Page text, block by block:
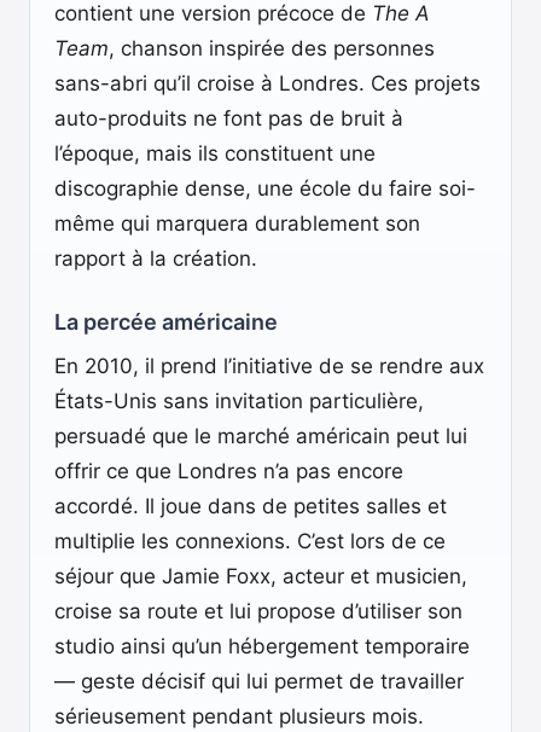
contient une version précoce de The A
Team, chanson inspirée des personnes
sans-abri qu’il croise à Londres. Ces projets
auto-produits ne font pas de bruit à
l’époque, mais ils constituent une
discographie dense, une école du faire soi-
même qui marquera durablement son
rapport à la création.
La percée américaine
En 2010, il prend l’initiative de se rendre aux
États-Unis sans invitation particulière,
persuadé que le marché américain peut lui
offrir ce que Londres n’a pas encore
accordé. Il joue dans de petites salles et
multiplie les connexions. C’est lors de ce
séjour que Jamie Foxx, acteur et musicien,
croise sa route et lui propose d’utiliser son
studio ainsi qu’un hébergement temporaire
— geste décisif qui lui permet de travailler
sérieusement pendant plusieurs mois.